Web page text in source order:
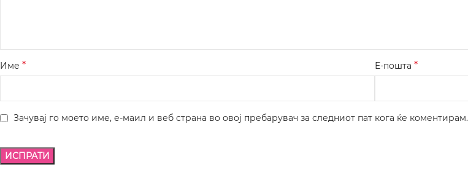
Име * Е-пошта *
Зачувај го моето име, е-маил и веб страна во овој пребарувач за следниот пат кога ќе коментирам.